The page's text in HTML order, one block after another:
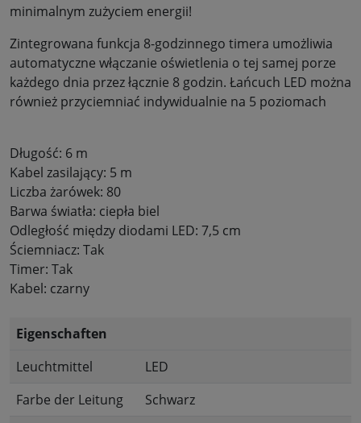
minimalnym zużyciem energii!
Zintegrowana funkcja 8-godzinnego timera umożliwia
automatyczne włączanie oświetlenia o tej samej porze
każdego dnia przez łącznie 8 godzin. Łańcuch LED można
również przyciemniać indywidualnie na 5 poziomach
Długość: 6 m
Kabel zasilający: 5 m
Liczba żarówek: 80
Barwa światła: ciepła biel
Odległość między diodami LED: 7,5 cm
Ściemniacz: Tak
Timer: Tak
Kabel: czarny
Eigenschaften
Leuchtmittel
LED
Farbe der Leitung
Schwarz